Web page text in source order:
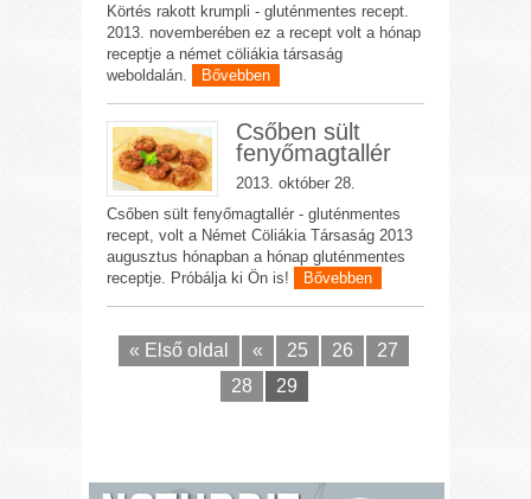
Körtés rakott krumpli - gluténmentes recept.
2013. novemberében ez a recept volt a hónap
receptje a német cöliákia társaság
weboldalán.
Bővebben
Csőben sült
fenyőmagtallér
2013. október 28.
Csőben sült fenyőmagtallér - gluténmentes
recept, volt a Német Cöliákia Társaság 2013
augusztus hónapban a hónap gluténmentes
receptje. Próbálja ki Ön is!
Bővebben
« Első oldal « 25 26
27
28
29